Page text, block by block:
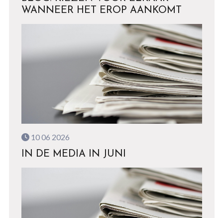
WANNEER HET EROP AANKOMT
10 06 2026
IN DE MEDIA IN JUNI